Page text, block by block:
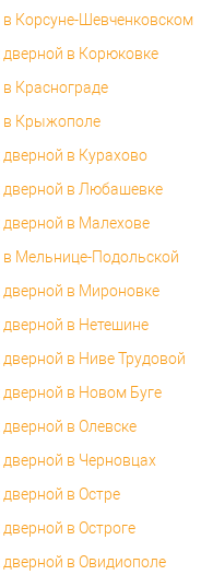
в Корсуне-Шевченковском
дверной в Корюковке
Краснограде
в Крыжополе
в Курахово
дверной в Любашевке
дверной в Малехове
в Мельнице-Подольской
дверной в Мироновке
дверной в Нетешине
в Ниве Трудовой
дверной в Новом Буге
в Олевске
в Черновцах
в Остре
в Остроге
дверной в Овидиополе